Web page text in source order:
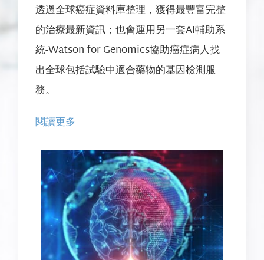
透過全球癌症資料庫整理，獲得最豐富完整
的治療最新資訊；也會運用另一套AI輔助系
統-Watson for Genomics協助癌症病人找
出全球包括試驗中適合藥物的基因檢測服
務。
閱讀更多